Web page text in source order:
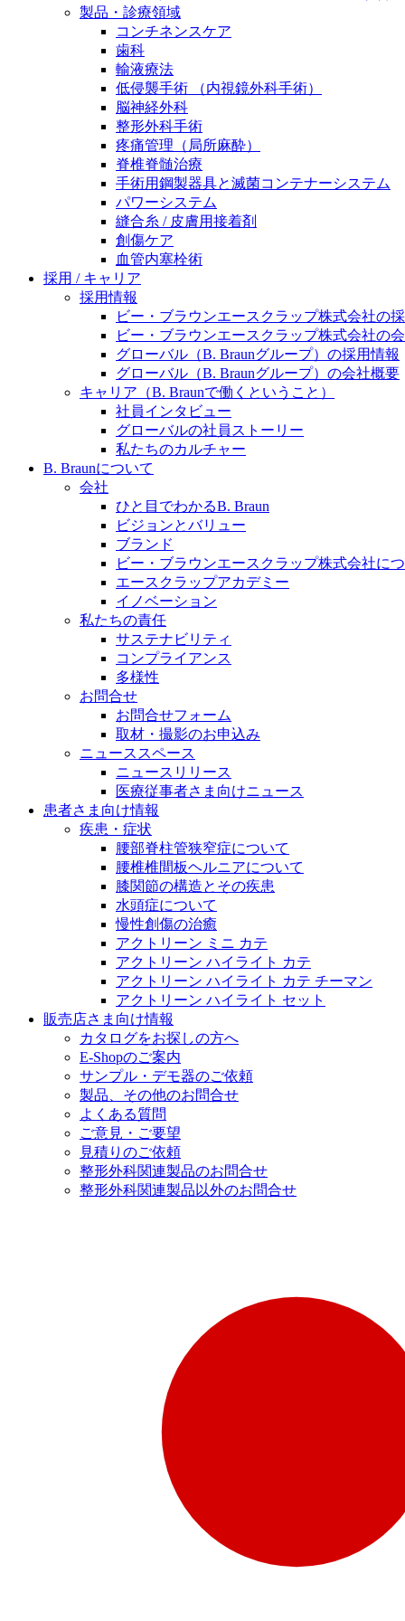
製品ポートフォリオ​
こちらの製品ポートフォリオからも、製品をお探しい
販売代理店さま向け情報​
お問合せ先、価格情報、E-Shopのご案内など販売店さ
膝関節の構造とその疾患
身体の中で最も大きい関節である膝関節。日常の生活
「水頭症」とはどのような疾患なのでしょう。成人に
採用情報
ビー・ブラウンエースクラッﾌﾟで新たな可能性を見つ
ニューススペース
エースクラップアカデミー
医療に携わるあらゆる方々に、学びと情報共有の場を
お問合せフォームより、ご質問をお送りください。
製品・診療領域
コンチネンスケア
歯科
輸液療法
低侵襲手術 （内視鏡外科手術）
脳神経外科
整形外科手術
疼痛管理（局所麻酔）
脊椎脊髄治療
手術用鋼製器具と滅菌コンテナーシステム
パワーシステム
縫合糸 / 皮膚用接着剤
創傷ケア
血管内塞栓術
採用 / キャリア
採用情報
ビー・ブラウンエースクラップ株式会社の
ビー・ブラウンエースクラップ株式会社の
グローバル（B. Braunグループ）の採用情報
グローバル（B. Braunグループ）の会社概要
キャリア（B. Braunで働くということ）
社員インタビュー
グローバルの社員ストーリー
私たちのカルチャー
B. Braunについて
会社
ひと目でわかるB. Braun
ビジョンとバリュー
ブランド
ビー・ブラウンエースクラップ株式会社に
エースクラップアカデミー
イノベーション
私たちの責任
サステナビリティ
コンプライアンス
多様性
お問合せ
お問合せフォーム
取材・撮影のお申込み
ニューススペース
ニュースリリース
医療従事者さま向けニュース
患者さま向け情報
疾患・症状
腰部脊柱管狭窄症について
腰椎椎間板ヘルニアについて
膝関節の構造とその疾患
水頭症について
慢性創傷の治癒
アクトリーン ミニ カテ
アクトリーン ハイライト カテ
アクトリーン ハイライト カテ チーマン
アクトリーン ハイライト セット
販売店さま向け情報
カタログをお探しの方へ
E-Shopのご案内
サンプル・デモ器のご依頼
製品、その他のお問合せ
よくある質問
ご意見・ご要望
見積りのご依頼
整形外科関連製品のお問合せ
整形外科関連製品以外のお問合せ